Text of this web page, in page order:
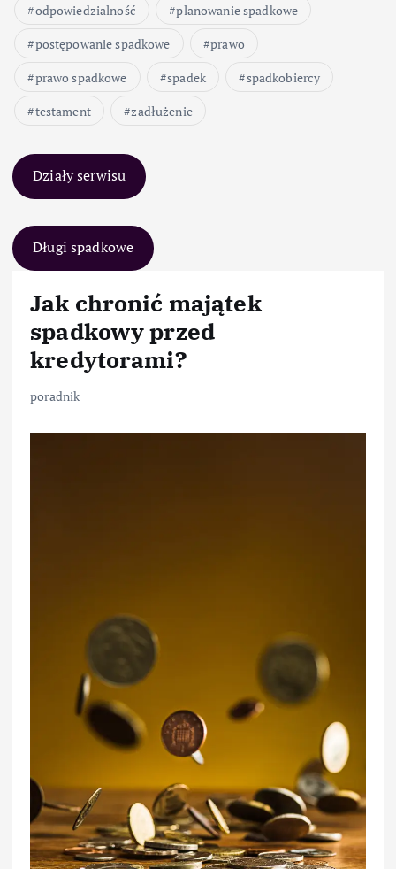
odpowiedzialność
planowanie spadkowe
postępowanie spadkowe
prawo
prawo spadkowe
spadek
spadkobiercy
testament
zadłużenie
Działy serwisu
Długi spadkowe
Jak chronić majątek
spadkowy przed
kredytorami?
poradnik